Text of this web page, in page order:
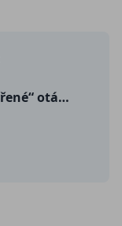
Mapy Lásky + „Otevřené“ otázky (dva balíčky karet v jednom)